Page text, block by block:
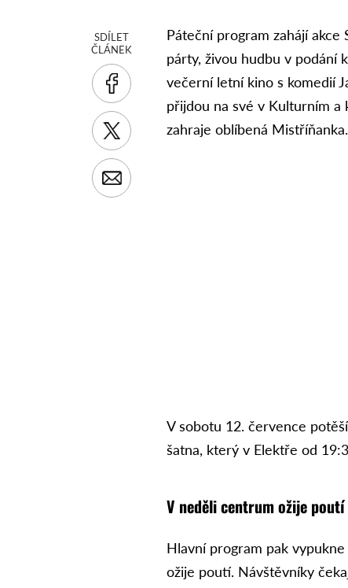
SDÍLET
ČLÁNEK
Páteční program zahájí akce
párty, živou hudbu v podání
večerní letní kino s komedií
přijdou na své v Kulturním a
zahraje oblíbená Mistříňanka.
V sobotu 12. července
šatna, který v Elektře od
V neděli centrum ožije poutí
Hlavní program pak
ožije poutí. Návštěvníky